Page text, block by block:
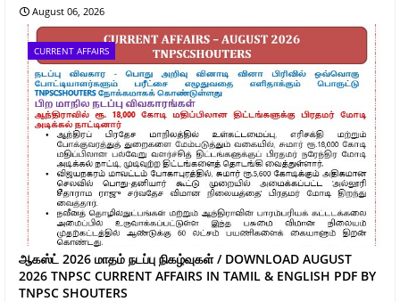
August 06, 2026
CURRENT AFFAIRS
ஆகஸ்ட் 2026 மாதம் நடப்பு நிகழ்வுகள் / DOWNLOAD AUGUST
2026 TNPSC CURRENT AFFAIRS IN TAMIL & ENGLISH PDF BY
TNPSC SHOUTERS